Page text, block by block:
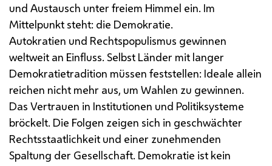
und Austausch unter freiem Himmel ein. Im
Mittelpunkt steht: die Demokratie.
Autokratien und Rechtspopulismus gewinnen
weltweit an Einfluss. Selbst Länder mit langer
Demokratietradition müssen feststellen: Ideale allein
reichen nicht mehr aus, um Wahlen zu gewinnen.
Das Vertrauen in Institutionen und Politiksysteme
bröckelt. Die Folgen zeigen sich in geschwächter
Rechtsstaatlichkeit und einer zunehmenden
Spaltung der Gesellschaft. Demokratie ist kein